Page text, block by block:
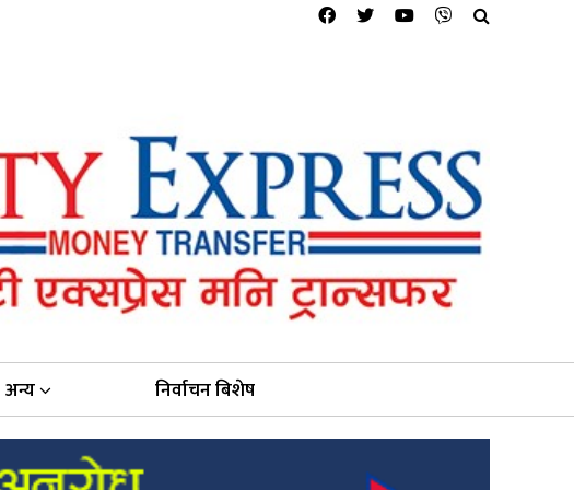
अन्य निर्वाचन बिशेष